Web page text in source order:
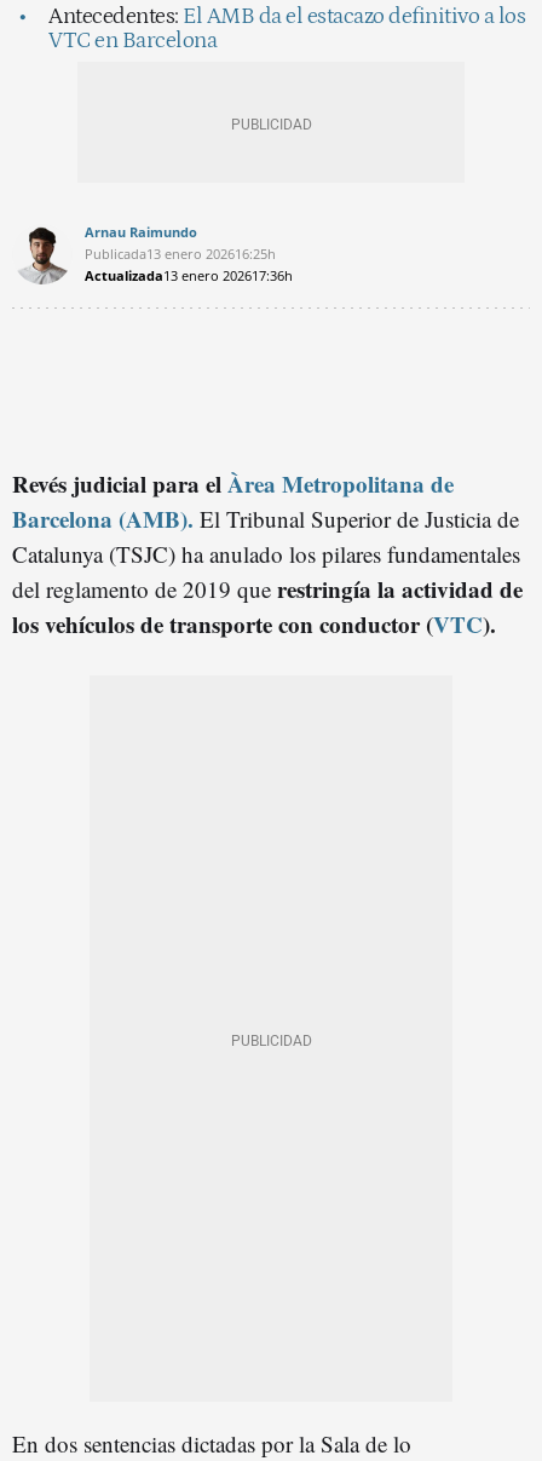
Antecedentes: El AMB da el estacazo definitivo a los
VTC en Barcelona
Arnau Raimundo
Publicada13 enero 202616:25h
Actualizada13 enero 202617:36h
Revés judicial para elÀrea Metropolitana de
Barcelona (AMB). El Tribunal Superior de Justicia de
Catalunya (TSJC) ha anulado los pilares fundamentales
del reglamento de 2019 que restringía la actividad de
los vehículos de transporte con conductor (VTC).
En dos sentencias dictadas por la Sala de lo